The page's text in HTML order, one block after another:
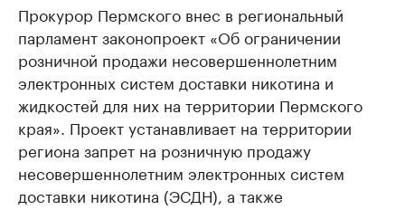
Прокурор Пермского внес в региональный
парламент законопроект «Об ограничении
розничной продажи несовершеннолетним
электронных систем доставки никотина и
жидкостей для них на территории Пермского
края». Проект устанавливает на территории
региона запрет на розничную продажу
несовершеннолетним электронных систем
доставки никотина (ЭСДН), а также